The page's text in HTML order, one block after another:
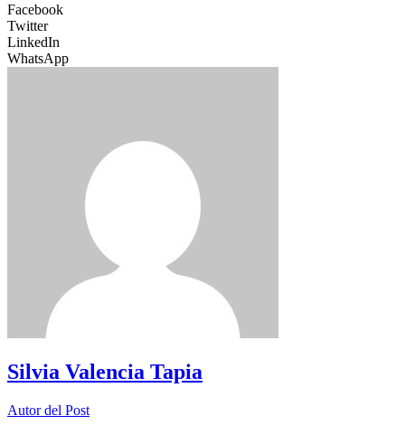
Facebook
Twitter
LinkedIn
WhatsApp
Silvia Valencia Tapia
Autor del Post